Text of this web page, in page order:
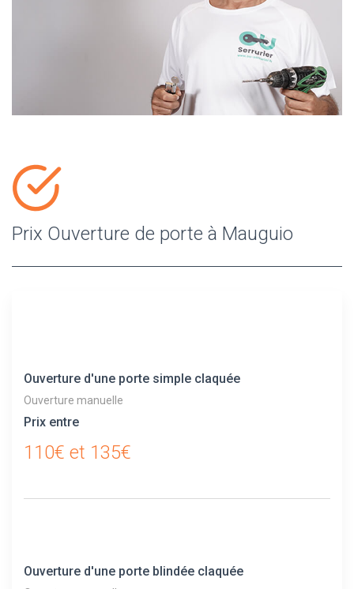
Prix Ouverture de porte à Mauguio
Ouverture d'une porte simple claquée
Ouverture manuelle
Prix entre
110€ et 135€
Ouverture d'une porte blindée claquée